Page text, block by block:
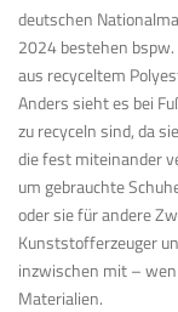
deutschen
2024 bestehen bspw.
aus recyceltem
Anders sieht es bei
zu recyceln sind, da
die fest miteinander
um gebrauchte
oder sie für andere
Kunststofferzeuger
inzwischen mit –
Materialien.